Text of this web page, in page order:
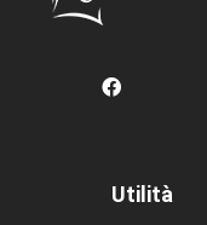
Utilità